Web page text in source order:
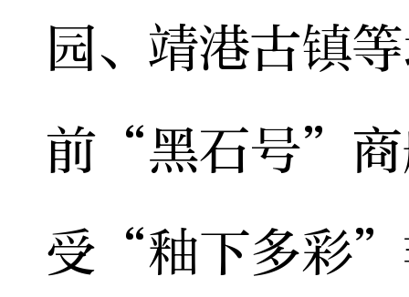
园、靖港古镇
前“黑石号”商
受“釉下多彩”